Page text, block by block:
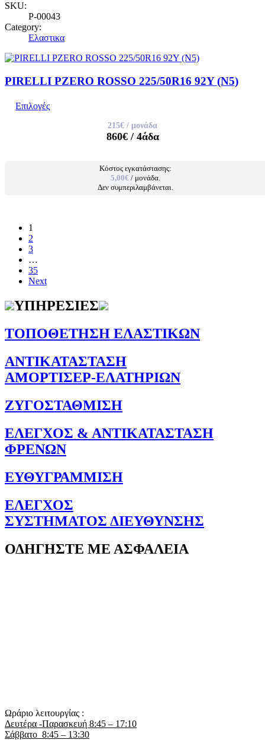
SKU:
P-00043
Category:
Ελαστικα
PIRELLI PZERO ROSSO 225/50R16 92Y (N5)
Επιλογές
215€ / μονάδα
860€/ 4άδα
Κόστος εγκατάστασης:
5,00€ / μονάδα.
Δεν συμπεριλαμβάνεται.
1
2
3
…
35
Next
ΥΠΗΡΕΣΙΕΣ
ΤΟΠΟΘΕΤΗΣΗ ΕΛΑΣΤΙΚΩΝ
ΑΝΤΙΚΑΤΑΣΤΑΣΗ
ΑΜΟΡΤΙΣΕΡ-ΕΛΑΤΗΡΙΩΝ
ΖΥΓΟΣΤΑΘΜΙΣΗ
ΕΛΕΓΧΟΣ & ΑΝΤΙΚΑΤΑΣΤΑΣΗ
ΦΡΕΝΩΝ
ΕΥΘΥΓΡΑΜΜΙΣΗ
ΕΛΕΓΧΟΣ
ΣΥΣΤΗΜΑΤΟΣ ΔΙΕΥΘΥΝΣΗΣ
ΟΔΗΓΗΣΤΕ ΜΕ ΑΣΦΑΛΕΙΑ
Ωράριο λειτουργίας :
Δευτέρα -Παρασκευή 8:45 – 17:10
Σάββατο 8:45 – 13:30